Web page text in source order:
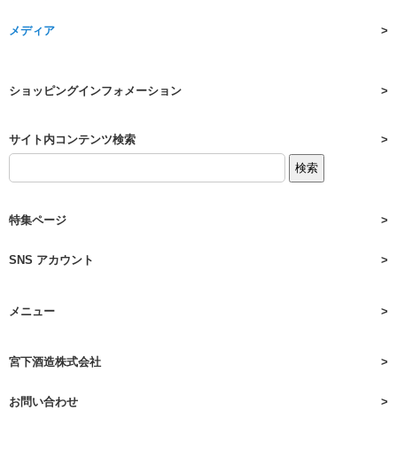
メディア
ショッピングインフォメーション
サイト内コンテンツ検索
特集ページ
SNS アカウント
メニュー
宮下酒造株式会社
お問い合わせ